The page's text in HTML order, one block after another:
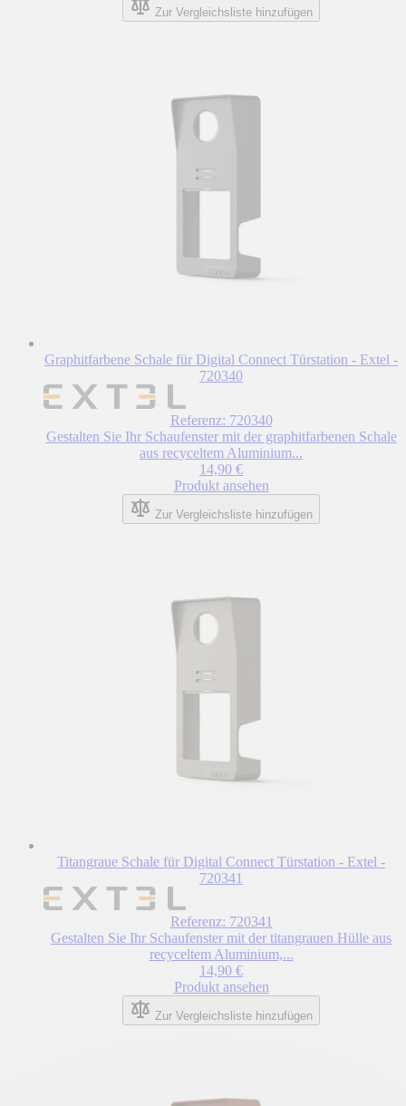
Zur Vergleichsliste hinzufügen
Graphitfarbene Schale für Digital Connect Türstation - Extel -
720340
Referenz: 720340
Gestalten Sie Ihr Schaufenster mit der graphitfarbenen Schale
aus recyceltem Aluminium...
14,90 €
Produkt ansehen
Zur Vergleichsliste hinzufügen
Titangraue Schale für Digital Connect Türstation - Extel -
720341
Referenz: 720341
Gestalten Sie Ihr Schaufenster mit der titangrauen Hülle aus
recyceltem Aluminium,...
14,90 €
Produkt ansehen
Zur Vergleichsliste hinzufügen